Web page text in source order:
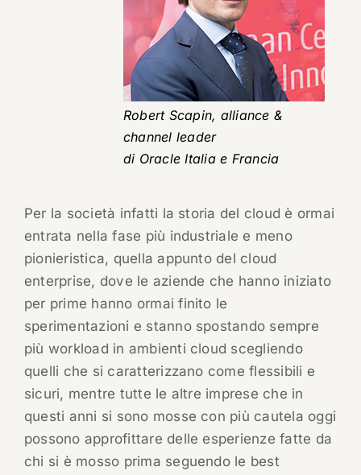
Robert Scapin, alliance &
channel leader
di Oracle Italia e Francia
Per la società infatti la storia del cloud è ormai
entrata nella fase più industriale e meno
pionieristica, quella appunto del cloud
enterprise, dove le aziende che hanno iniziato
per prime hanno ormai finito le
sperimentazioni e stanno spostando sempre
più workload in ambienti cloud scegliendo
quelli che si caratterizzano come flessibili e
sicuri, mentre tutte le altre imprese che in
questi anni si sono mosse con più cautela oggi
possono approfittare delle esperienze fatte da
chi si è mosso prima seguendo le best